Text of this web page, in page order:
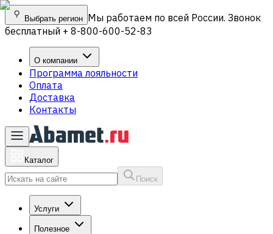
Выбрать регион Мы работаем по всей России. Звонок
бесплатный + 8-800-600-52-83
О компании
Программа лояльности
Оплата
Доставка
Контакты
Каталог
Поиск
Услуги
Полезное